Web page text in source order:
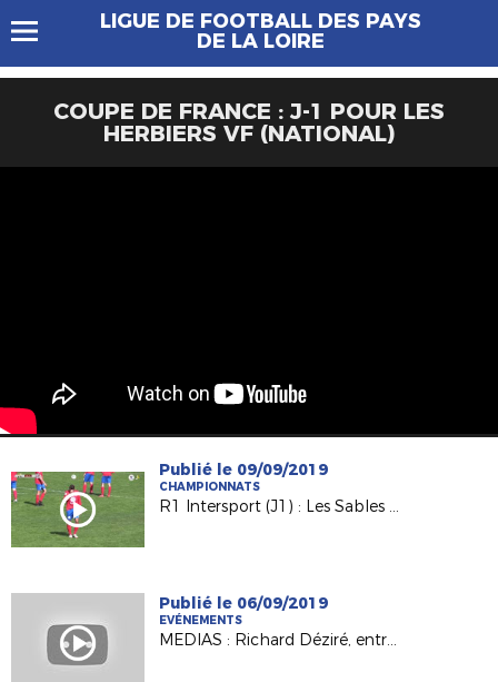
LIGUE DE FOOTBALL DES PAYS
DE LA LOIRE
COUPE DE FRANCE : J-1 POUR LES
HERBIERS VF (NATIONAL)
Publié le 09/09/2019
CHAMPIONNATS
R1 Intersport (J1) : Les Sables TVEC / Anc. Château-Gontier (3-1)
Publié le 06/09/2019
EVÉNEMENTS
MEDIAS : Richard Déziré, entraîneur du Mans FC invité d'“Une Semaine en Ballon"